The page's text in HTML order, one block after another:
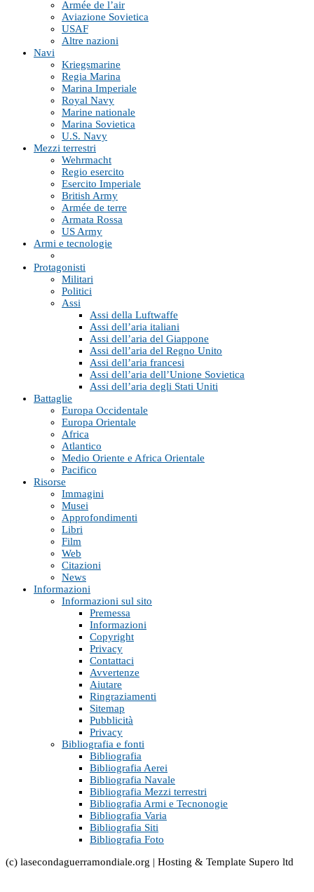
Armée de l’air
Aviazione Sovietica
USAF
Altre nazioni
Navi
Kriegsmarine
Regia Marina
Marina Imperiale
Royal Navy
Marine nationale
Marina Sovietica
U.S. Navy
Mezzi terrestri
Wehrmacht
Regio esercito
Esercito Imperiale
British Army
Armée de terre
Armata Rossa
US Army
Armi e tecnologie
Protagonisti
Militari
Politici
Assi
Assi della Luftwaffe
Assi dell’aria italiani
Assi dell’aria del Giappone
Assi dell’aria del Regno Unito
Assi dell’aria francesi
Assi dell’aria dell’Unione Sovietica
Assi dell’aria degli Stati Uniti
Battaglie
Europa Occidentale
Europa Orientale
Africa
Atlantico
Medio Oriente e Africa Orientale
Pacifico
Risorse
Immagini
Musei
Approfondimenti
Libri
Film
Web
Citazioni
News
Informazioni
Informazioni sul sito
Premessa
Informazioni
Copyright
Privacy
Contattaci
Avvertenze
Aiutare
Ringraziamenti
Sitemap
Pubblicità
Privacy
Bibliografia e fonti
Bibliografia
Bibliografia Aerei
Bibliografia Navale
Bibliografia Mezzi terrestri
Bibliografia Armi e Tecnonogie
Bibliografia Varia
Bibliografia Siti
Bibliografia Foto
(c) lasecondaguerramondiale.org | Hosting & Template Supero ltd